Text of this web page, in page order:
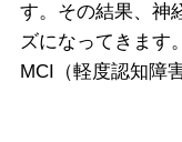
す。その結果、神
ズになってきます
MCI（軽度認知障